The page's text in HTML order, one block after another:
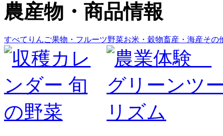
農産物・商品情報
すべて りんご果物・フルーツ野菜お米・穀物畜産・海産その